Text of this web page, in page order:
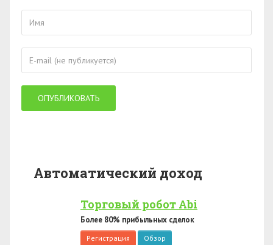
Автоматический доход
Торговый робот Abi
Более 80% прибыльных сделок
Регистрация Обзор